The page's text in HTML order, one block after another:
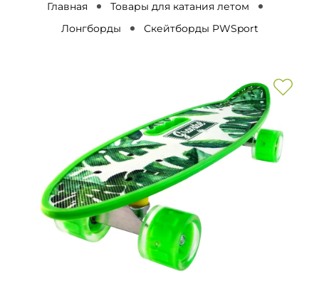
Главная
Товары для катания летом
Лонгборды
Скейтборды PWSport